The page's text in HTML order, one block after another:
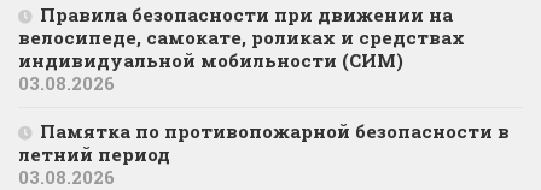
Правила безопасности при движении на
велосипеде, самокате, роликах и средствах
индивидуальной мобильности (СИМ)
03.08.2026
Памятка по противопожарной безопасности в
летний период
03.08.2026